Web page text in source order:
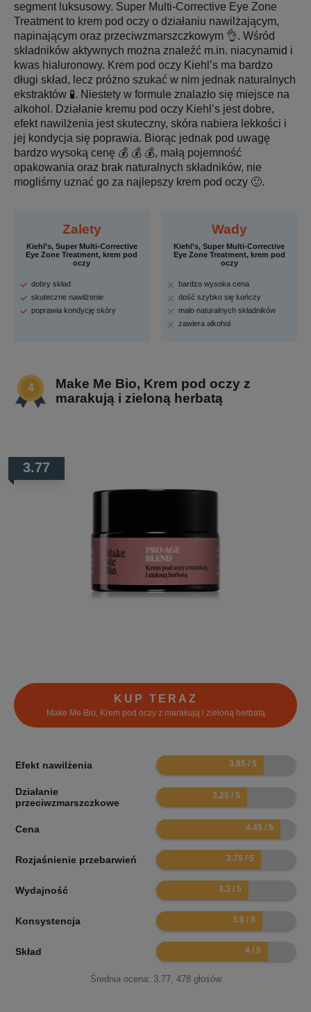
segment luksusowy. Super Multi-Corrective Eye Zone
Treatment to krem pod oczy o działaniu nawilżającym,
napinającym oraz przeciwzmarszczkowym 👌. Wśród
składników aktywnych można znaleźć m.in. niacynamid i
kwas hialuronowy. Krem pod oczy Kiehl’s ma bardzo
długi skład, lecz próżno szukać w nim jednak naturalnych
ekstraktów 🧪. Niestety w formule znalazło się miejsce na
alkohol. Działanie kremu pod oczy Kiehl’s jest dobre,
efekt nawilżenia jest skuteczny, skóra nabiera lekkości i
jej kondycja się poprawia. Biorąc jednak pod uwagę
bardzo wysoką cenę 💰 💰 💰, małą pojemność
opakowania oraz brak naturalnych składników, nie
mogliśmy uznać go za najlepszy krem pod oczy 🙂.
Zalety
Kiehl’s, Super Multi-Corrective
Eye Zone Treatment, krem pod
oczy
dobry skład
skuteczne nawilżenie
poprawia kondycję skóry
Wady
Kiehl’s, Super Multi-Corrective
Eye Zone Treatment, krem pod
oczy
bardzo wysoka cena
dość szybko się kończy
mało naturalnych składników
zawiera alkohol
Make Me Bio, Krem pod oczy z
marakują i zieloną herbatą
3.77
KUP TERAZ
Make Me Bio, Krem pod oczy z marakują i zieloną herbatą
Efekt nawilżenia 7.7
Działanie
przeciwzmarszczkowe
6.5
Cena 8.9
Rozjaśnienie przebarwień 7.5
Wydajność 6.6
Konsystencja 7.6
Skład 8
Średnia ocena: 3.77, 478głosów